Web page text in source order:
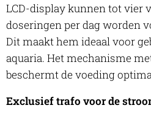
LCD-display kunnen tot vier
doseringen per dag worden
Dit maakt hem ideaal voor
aquaria. Het mechanisme
beschermt de voeding
Exclusief trafo voor de